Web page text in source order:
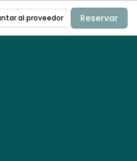
al proveedor Reservar